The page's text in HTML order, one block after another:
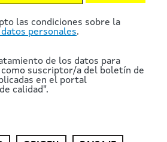
las condiciones sobre la
personales.
de los datos para
suscriptor/a del boletín de
en el portal
calidad".